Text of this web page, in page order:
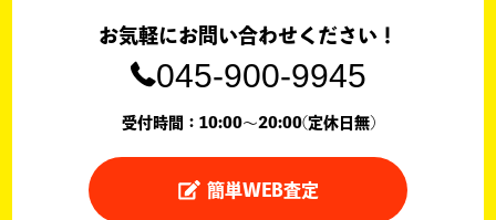
お気軽にお問い合わせください！
045-900-9945
受付時間：10:00〜20:00(定休日無)
簡単WEB査定